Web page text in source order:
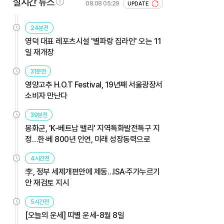
08.08 05:29 UPDATE
24분전
영덕 대표 레포츠시설 '별파랑 집라인' 오는 11
일 재개장
31분전
영양고추 H.O.T Festival, 19년째 서울광장서
소비자 만난다
39분전
봉화군, 'K-베트남 밸리' 지역특화발전특구 지
정…한·베 800년 인연, 미래 성장동력으로
4시간전
李, 정부 세제개편안에 제동…ISA·주가누르기
안 재검토 지시
5시간전
[오늘의 운세] 띠별 운세-8월 8일